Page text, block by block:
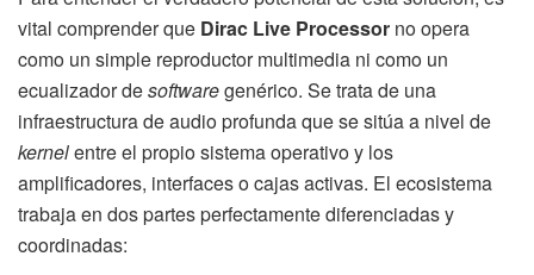
vital comprender que Dirac Live Processor no opera
como un simple reproductor multimedia ni como un
ecualizador desoftwaregenérico. Se trata de una
infraestructura de audio profunda que se sitúa a nivel de
kernelentre el propio sistema operativo y los
amplificadores, interfaces o cajas activas. El ecosistema
trabaja en dos partes perfectamente diferenciadas y
coordinadas: